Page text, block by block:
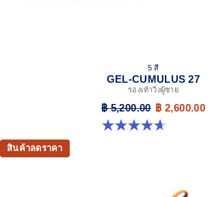
5 สี
GEL-CUMULUS 27
รองเท้าวิ่งผู้ชาย
฿ 5,200.00 ฿ 2,600.00
4.7 จาก 5 ดาว 384 รีวิว
สินค้าลดราคา